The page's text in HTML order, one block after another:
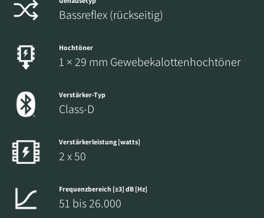
Bassreflex (rückseitig)
Hochtöner
1 × 29 mm Gewebekalottenhochtöner
Verstärker-Typ
Class-D
Verstärkerleistung [watts]
2 x 50
Frequenzbereich [±3] dB [Hz]
51 bis 26.000